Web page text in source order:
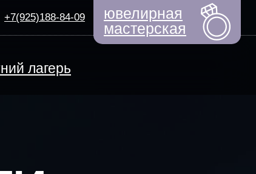
ювелирная
мастерская
+7(925)188-84-09
лагерь